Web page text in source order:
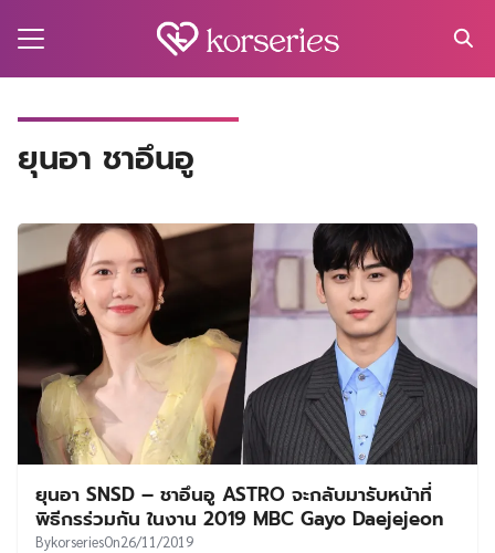
ยุนอา ชาอึนอู
ยุนอา SNSD – ชาอึนอู ASTRO จะกลับมารับหน้าที่
พิธีกรร่วมกัน ในงาน 2019 MBC Gayo Daejejeon
BykorseriesOn26/11/2019